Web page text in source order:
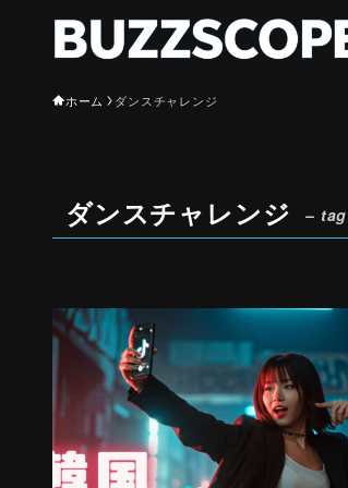
ホーム ダンスチャレンジ
ダンスチャレンジ –